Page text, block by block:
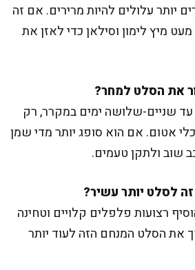
יותר עלולים להיות מרירים. אם זה
מיץ לימון וסילאן כדי לאזן את
שניים-שלושה ימים במקרר, רק
אטום. אם הוא סופג יותר מדי שמן
שוב ולתקן טעמים.
רצועות פלפלים קלויים וטחינה
את הסלט המנחם הזה לעוד יותר